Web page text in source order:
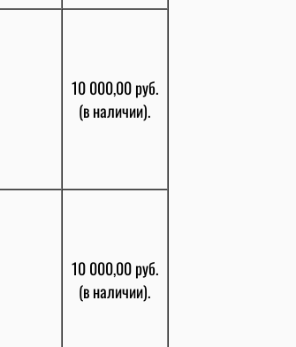
10 000,00 руб.
(в наличии).
10 000,00 руб.
(в наличии).